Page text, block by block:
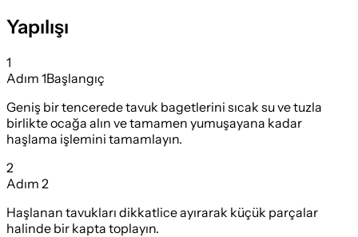
Yapılışı
1
Adım 1Başlangıç
Geniş bir tencerede tavuk bagetlerini sıcak su ve tuzla
birlikte ocağa alın ve tamamen yumuşayana kadar
haşlama işlemini tamamlayın.
2
Adım 2
Haşlanan tavukları dikkatlice ayırarak küçük parçalar
halinde bir kapta toplayın.